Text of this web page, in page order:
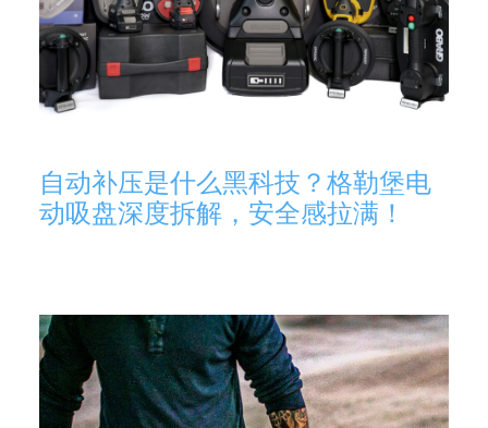
自动补压是什么黑科技？格勒堡电
动吸盘深度拆解，安全感拉满！